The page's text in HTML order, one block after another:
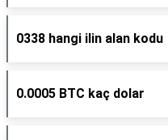
0338 hangi ilin alan kodu
0.0005 BTC kaç dolar